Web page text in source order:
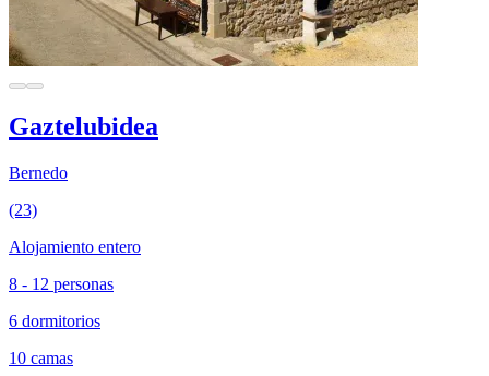
Gaztelubidea
Bernedo
(23)
Alojamiento entero
8 - 12 personas
6 dormitorios
10 camas